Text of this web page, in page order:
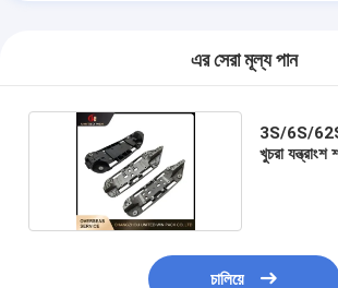
এর সেরা মূল্য পান
3S/6S/62S
খুচরা যন্ত্রাংশ
চালিয়ে